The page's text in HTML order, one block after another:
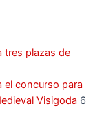
tres plazas de
el concurso para
Visigoda 6